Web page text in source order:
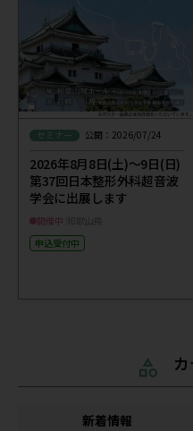
セミナー 公開：2026/07/24
2026年8月8日(土)～9日(日)
第37回日本整形外科超音波
学会に出展します
開催中
申込受付中
新着情報